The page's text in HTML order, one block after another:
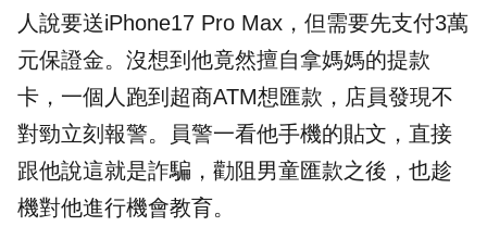
人說要送iPhone17 Pro Max，但需要先支付3萬
元保證金。沒想到他竟然擅自拿媽媽的提款
卡 ，一個人跑到超商ATM想匯款，店員發現不
對勁立刻報警。員警一看他手機的貼文，直接
跟他說這就是詐騙 ，勸阻男童匯款之後，也趁
機對他進行機會教育。